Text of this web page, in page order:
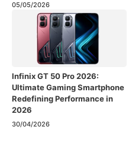
05/05/2026
Infinix GT 50 Pro 2026:
Ultimate Gaming Smartphone
Redefining Performance in
2026
30/04/2026